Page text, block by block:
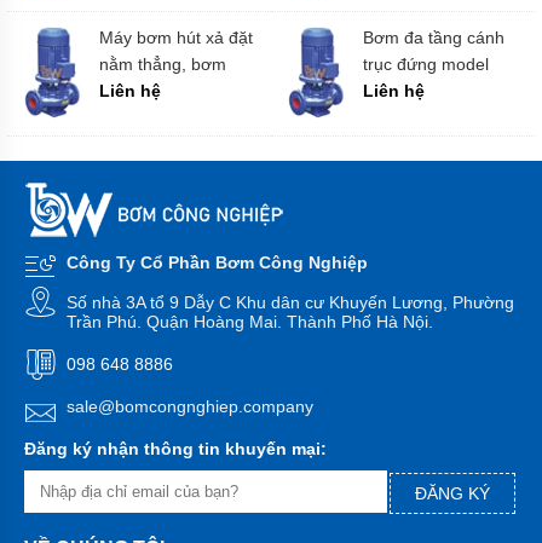
Bơm
Tâm
Sealand
Bơm
Nation
Pump
Bơm
tăng
áp
Bơm
hút
không
giếng
khoan
125A, IRG65-125A
2.2kw
200A, 7.5kw, 6.5L/s
Máy bơm hút xả đặt
nằm thẳng, bơm
đường ống, inline,
Liên hệ
Bơm đa tầng cánh
trục đứng model
ISG50-125A, bơm
Liên hệ
Công Ty Cổ Phần Bơm Công Nghiệp
Số nhà 3A tổ 9 Dẫy C Khu dân cư Khuyến Lương, Phường
Trần Phú. Quận Hoàng Mai. Thành Phố Hà Nội.
098 648 8886
sale@bomcongnghiep.company
Đăng ký nhận thông tin khuyến mại:
ĐĂNG KÝ